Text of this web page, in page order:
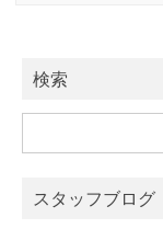
検索
索:
スタッフブログ